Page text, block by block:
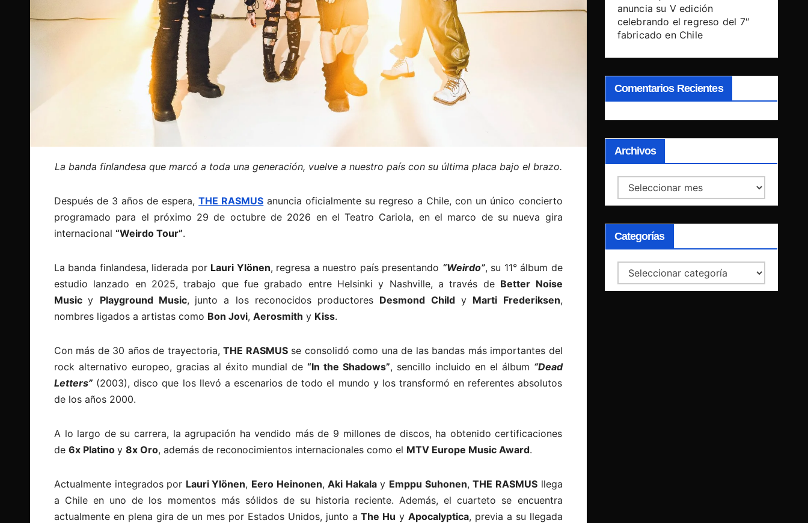
La banda finlandesa que marcó a toda una generación, vuelve a nuestro país con su última placa bajo el brazo.
Después de 3 años de espera,THE RASMUS anuncia oficialmente su regreso a Chile, con un único concierto
programado para el próximo 29 de octubre de 2026 en el Teatro Cariola, en el marco de su nueva gira
internacional “Weirdo Tour”.
La banda finlandesa, liderada por Lauri Ylönen, regresa a nuestro país presentando “Weirdo”, su 11° álbum de
estudio lanzado en 2025, trabajo que fue grabado entre Helsinki y Nashville, a través de Better Noise
Musicy Playground Music, junto a los reconocidos productores Desmond Childy Marti Frederiksen,
nombres ligados a artistas como Bon Jovi, Aerosmith y Kiss.
Con más de 30 años de trayectoria,THE RASMUSse consolidó como una de las bandas más importantes del
rock alternativo europeo, gracias al éxito mundial de“In the Shadows”, sencillo incluido en el álbum “Dead
Letters” (2003), disco que los llevó a escenarios de todo el mundo y los transformó en referentes absolutos
de los años 2000.
A lo largo de su carrera, la agrupación ha vendido más de 9 millones de discos, ha obtenido certificaciones
de 6x Platino y 8x Oro, además de reconocimientos internacionales como el MTV Europe Music Award.
Actualmente integrados por Lauri Ylönen, Eero Heinonen,Aki Hakalay Emppu Suhonen,THE RASMUSllega
a Chile en uno de los momentos más sólidos de su historia reciente. Además, el cuarteto se encuentra
actualmente en plena gira de un mes por Estados Unidos, junto aThe Hu yApocalyptica, previa a su llegada
anuncia su V edición
celebrando el regreso del 7″
fabricado en Chile
Comentarios Recientes
Archivos
Archivos
Categorías
Categorías